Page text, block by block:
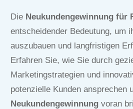
Die Neukundengewinnung für
entscheidender Bedeutung, um
auszubauen und langfristigen
Erfahren Sie, wie Sie durch
Marketingstrategien und
potenzielle Kunden ansprechen
Neukundengewinnung voran